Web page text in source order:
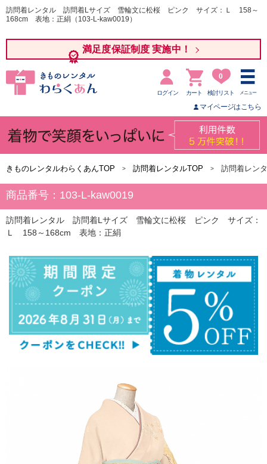
訪問着レンタル 訪問着Lサイズ 雪輪文に松桜 ピンク サイズ：Ｌ 158～
168cm 表地：正絹（103-L-kaw0019）
満足度保証制度 実施中！
ログイン カート
0
検討リスト メニュー
マイページはこちら
きものレンタルわらくあんTOP 訪問着レンタルTOP 訪問着レン
商品番号：103-L-kaw0019
訪問着レンタル 訪問着Lサイズ 雪輪文に松桜 ピンク サイズ：
Ｌ 158～168cm 表地：正絹